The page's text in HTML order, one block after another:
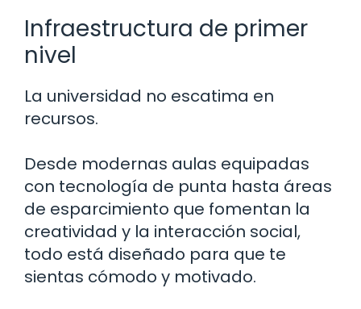
Infraestructura de primer
nivel
La universidad no escatima en
recursos.
Desde modernas aulas equipadas
con tecnología de punta hasta áreas
de esparcimiento que fomentan la
creatividad y la interacción social,
todo está diseñado para que te
sientas cómodo y motivado.